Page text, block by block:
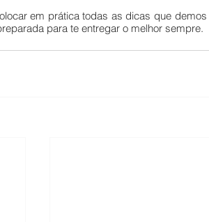
em prática todas as dicas que
para te entregar o melhor sempre.